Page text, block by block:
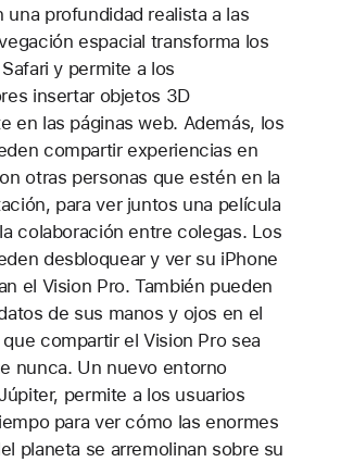
una profundidad realista a las
espacial transforma los
y permite a los
insertar objetos 3D
en las páginas web. Además, los
compartir experiencias en
otras personas que estén en la
para ver juntos una película
colaboración entre colegas. Los
desbloquear y ver su iPhone
el Vision Pro. También pueden
de sus manos y ojos en el
compartir el Vision Pro sea
nunca. Un nuevo entorno
permite a los usuarios
para ver cómo las enormes
planeta se arremolinan sobre su